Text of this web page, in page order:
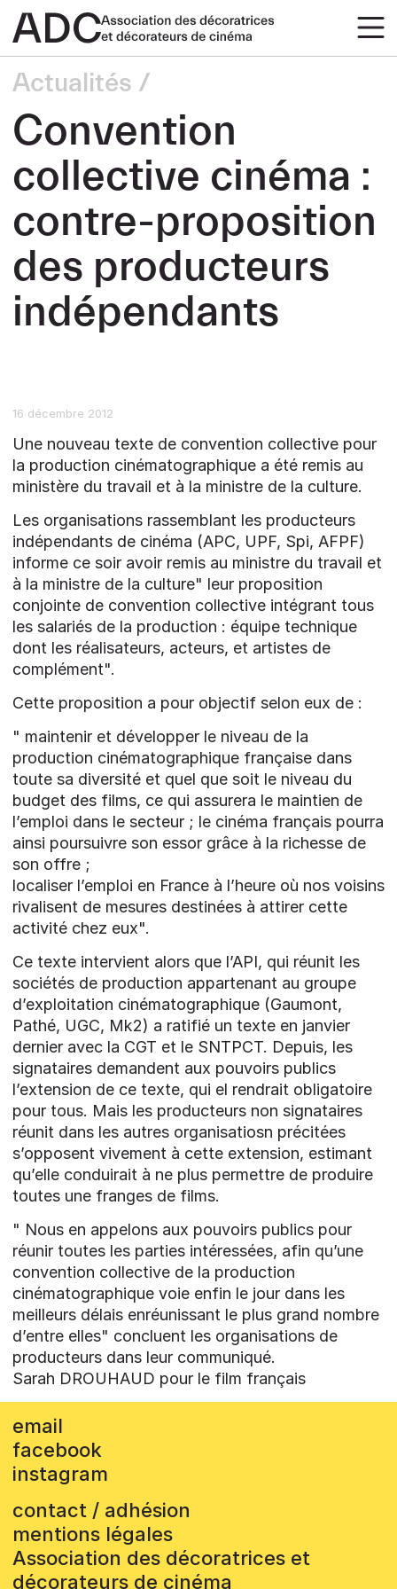
Actualités
Convention
collective cinéma :
contre-proposition
des producteurs
indépendants
16 décembre 2012
Une nouveau texte de convention collective pour
la production cinématographique a été remis au
ministère du travail et à la ministre de la culture.
Les organisations rassemblant les producteurs
indépendants de cinéma (APC, UPF, Spi, AFPF)
informe ce soir avoir remis au ministre du travail et
à la ministre de la culture" leur proposition
conjointe de convention collective intégrant tous
les salariés de la production : équipe technique
dont les réalisateurs, acteurs, et artistes de
complément".
Cette proposition a pour objectif selon eux de :
" maintenir et développer le niveau de la
production cinématographique française dans
toute sa diversité et quel que soit le niveau du
budget des films, ce qui assurera le maintien de
l’emploi dans le secteur ; le cinéma français pourra
ainsi poursuivre son essor grâce à la richesse de
son offre ;
localiser l’emploi en France à l’heure où nos voisins
rivalisent de mesures destinées à attirer cette
activité chez eux".
Ce texte intervient alors que l’API, qui réunit les
sociétés de production appartenant au groupe
d’exploitation cinématographique (Gaumont,
Pathé, UGC, Mk2) a ratifié un texte en janvier
dernier avec la CGT et le SNTPCT. Depuis, les
signataires demandent aux pouvoirs publics
l’extension de ce texte, qui el rendrait obligatoire
pour tous. Mais les producteurs non signataires
réunit dans les autres organisatiosn précitées
s’opposent vivement à cette extension, estimant
qu’elle conduirait à ne plus permettre de produire
toutes une franges de films.
" Nous en appelons aux pouvoirs publics pour
réunir toutes les parties intéressées, afin qu’une
convention collective de la production
cinématographique voie enfin le jour dans les
meilleurs délais enréunissant le plus grand nombre
d’entre elles" concluent les organisations de
producteurs dans leur communiqué.
Sarah DROUHAUD pour le film français
email
facebook
instagram
contact / adhésion
mentions légales
Association des décoratrices et
décorateurs de cinéma